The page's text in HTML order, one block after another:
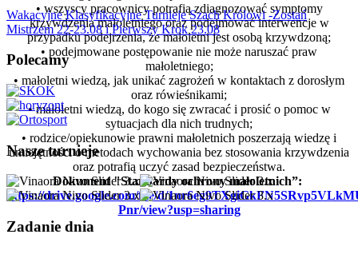
• wszyscy pracownicy potrafią zdiagnozować symptomy
krzywdzenia małoletniego oraz podejmować interwencje w
przypadku podejrzenia, że małoletni jest osobą krzywdzoną;
• podejmowane postępowanie nie może naruszać praw
małoletniego;
• małoletni wiedzą, jak unikać zagrożeń w kontaktach z dorosłym
oraz rówieśnikami;
• małoletni wiedzą, do kogo się zwracać i prosić o pomoc w
sytuacjach dla nich trudnych;
• rodzice/opiekunowie prawni małoletnich poszerzają wiedzę i
umiejętności o metodach wychowania bez stosowania krzywdzenia
oraz potrafią uczyć zasad bezpieczeństwa.
Dokument "Standardy ochrony małoletnich”:
https://drive.google.com/file/d/
Pnr/view?usp=sharing
Wakacyjne Klasyfikacyjne Turnieje Szach Królowi -Zostań
Mistrzem 22-23.08 i Pierwszy Krok 23.08
Polecamy
Nasze turnieje
Zadanie dnia